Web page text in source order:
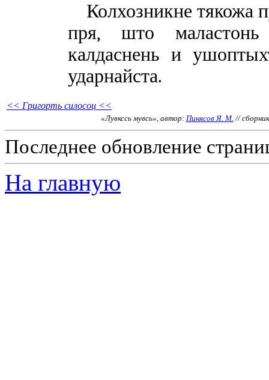
Колхозникне тякожа
пря, што маластонь
калдаснень и
ударнайста.
<< Григорть силосоц <<
«Лувкссь мувсь», автор: Пинясов Я. М. //
Последнее обновление
На главную